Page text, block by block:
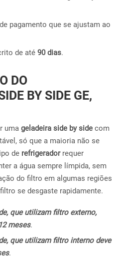
pagamento que se ajustam ao
de até 90 dias.
DO
BY SIDE GE,
uma geladeira side by side com
só que a maioria não se
de refrigeradorrequer
a água sempre límpida, sem
do filtro em algumas regiões
se desgaste rapidamente.
que utilizam filtro externo,
meses.
que utilizam filtro interno deve
.